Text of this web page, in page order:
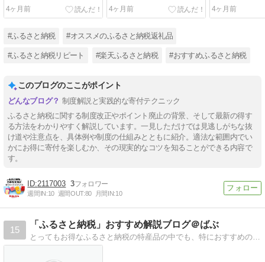
4ヶ月前
4ヶ月前
4ヶ月前
#ふるさと納税 #オススメのふるさと納税返礼品
#ふるさと納税リピート #楽天ふるさと納税 #おすすめふるさと納税
このブログのここがポイント
制度解説と実践的な寄付テクニック
ふるさと納税に関する制度改正やポイント廃止の背景、そして最新の得す
る方法をわかりやすく解説しています。一見しただけでは見逃しがちな抜
け道や注意点を、具体例や制度の仕組みとともに紹介。適法な範囲内でい
かにお得に寄付を楽しむか、その現実的なコツを知ることができる内容で
す。
2117003 3
週間IN:10 週間OUT:80 月間IN:10
15
「ふるさと納税」おすすめ解説ブログ＠ばぶ
とってもお得なふるさと納税の特産品の中でも、特におすすめの商品を見つけて紹介します。さらに家計を助けるお得な節約術や戯言ｗも盛りだくさん！あなたの家計を助けます